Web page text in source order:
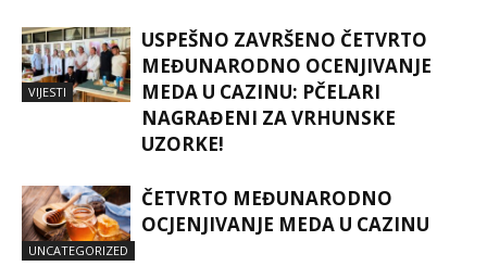
VIJESTI
USPEŠNO ZAVRŠENO ČETVRTO
MEĐUNARODNO OCENJIVANJE
MEDA U CAZINU: PČELARI
NAGRAĐENI ZA VRHUNSKE
UZORKE!
UNCATEGORIZED
ČETVRTO MEĐUNARODNO
OCJENJIVANJE MEDA U CAZINU